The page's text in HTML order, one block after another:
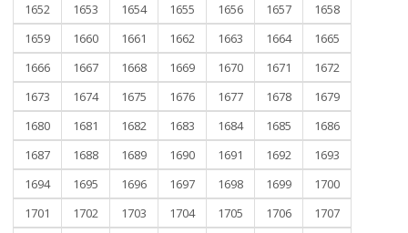
1652
1653 1654 1655 1656 1657
1658
1659
1660 1661 1662 1663 1664
1665
1666
1667 1668 1669 1670 1671
1672
1673
1674 1675 1676 1677 1678
1679
1680
1681 1682 1683 1684 1685
1686
1687
1688 1689 1690 1691 1692
1693
1694
1695 1696 1697 1698 1699
1700
1701
1702 1703 1704 1705 1706
1707